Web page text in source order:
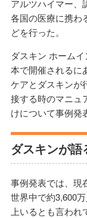
アルツハイマー、
各国の医療に携わ
どを行った。
ダスキン ホーム
本で開催されるに
ケアとダスキンが
接する時のマニュ
けについて事例発
ダスキンが
事例発表では、現
世界中で約3,600
上いるとも言わ